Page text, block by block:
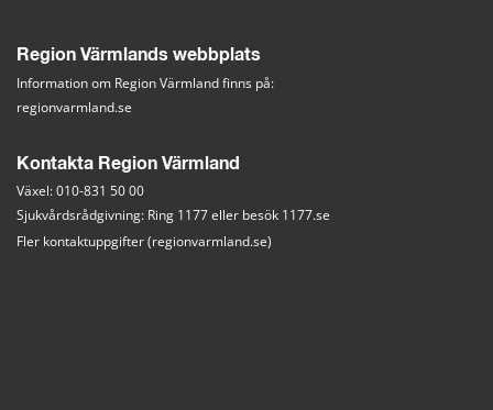
Region Värmlands webbplats
Information om Region Värmland finns på:
regionvarmland.se
Kontakta Region Värmland
Växel: 010-831 50 00
Sjukvårdsrådgivning: Ring 1177 eller besök 1177.se
Fler kontaktuppgifter (regionvarmland.se)